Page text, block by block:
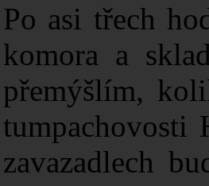
Po asi třech
komora a
přemýšlím,
tumpachovosti
zavazadlech